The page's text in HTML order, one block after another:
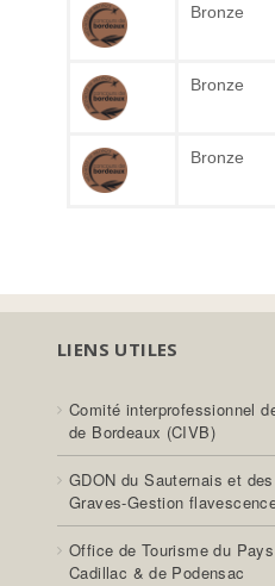
Bronze
Bronze
Bronze
LIENS UTILES
Comité interprofessionnel
de Bordeaux (CIVB)
GDON du Sauternais et des
Graves-Gestion
Office de Tourisme du
Cadillac & de Podensac